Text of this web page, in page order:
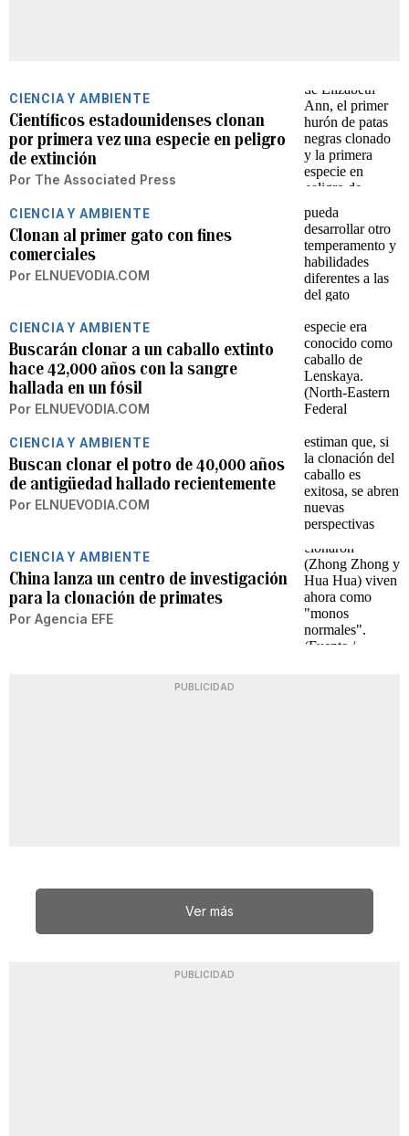
CIENCIA Y AMBIENTE
Científicos estadounidenses clonan
por primera vez una especie en peligro
de extinción
Por The Associated Press
CIENCIA Y AMBIENTE
Clonan al primer gato con fines
comerciales
Por ELNUEVODIA.COM
CIENCIA Y AMBIENTE
Buscarán clonar a un caballo extinto
hace 42,000 años con la sangre
hallada en un fósil
Por ELNUEVODIA.COM
CIENCIA Y AMBIENTE
Buscan clonar el potro de 40,000 años
de antigüedad hallado recientemente
Por ELNUEVODIA.COM
CIENCIA Y AMBIENTE
China lanza un centro de investigación
para la clonación de primates
Por Agencia EFE
PUBLICIDAD
Ver más
PUBLICIDAD